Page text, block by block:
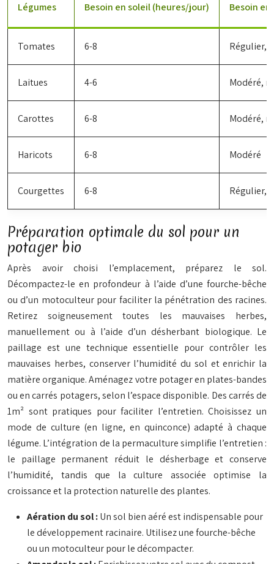
Légumes Besoin en soleil (heures/jour) Besoin en
Tomates 6-8 Régulier,
Laitues 4-6 Modéré,
Carottes 6-8 Modéré,
Haricots 6-8 Modéré
Courgettes 6-8 Régulier,
Préparation optimale du sol pour un
potager bio
Après avoir choisi l’emplacement, préparez le sol.
Décompactez-le en profondeur à l’aide d’une fourche-bêche
ou d’un motoculteur pour faciliter la pénétration des racines.
Retirez soigneusement toutes les mauvaises herbes,
manuellement ou à l’aide d’un désherbant biologique. Le
paillage est une technique essentielle pour contrôler les
mauvaises herbes, conserver l’humidité du sol et enrichir la
matière organique. Aménagez votre potager en plates-bandes
ou en carrés potagers, selon l’espace disponible. Des carrés de
1m² sont pratiques pour faciliter l’entretien. Choisissez un
mode de culture (en ligne, en quinconce) adapté à chaque
légume. L’intégration de la permaculture simplifie l’entretien :
le paillage permanent réduit le désherbage et conserve
l’humidité, tandis que la culture associée optimise la
croissance et la protection naturelle des plantes.
Aération du sol :Un sol bien aéré est indispensable pour
le développement racinaire. Utilisez une fourche-bêche
ou un motoculteur pour le décompacter.